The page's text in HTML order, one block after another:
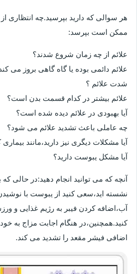
هر سوالی که دارید بپرسید.چه انتظاری از
ممکن است بپرسد:
علائم از چه زمان شروع شدند؟
علائم دائمی بوده یا گاه گاهی بروز می
شدت علائم ؟
علائم بیشتر در کدام قسمت بدن است؟
آیا بهبودی در علائم دیده شده است؟
چه عاملی باعث تشدید علائم می شود؟
آیا مشکلات دیگری نیز دارید،مانند
آیا مشکل یبوست دارید؟
آنچه که می توانید انجام دهید:در حالی که
نشسته اید،سعی کنید از یبوست با
آب،اضافه کردن فیبر به رژیم غذایی و
کنید.همچنین،در هنگام اجابت مزاج به
اضافی فیشر مقعد را تشدید می کند.